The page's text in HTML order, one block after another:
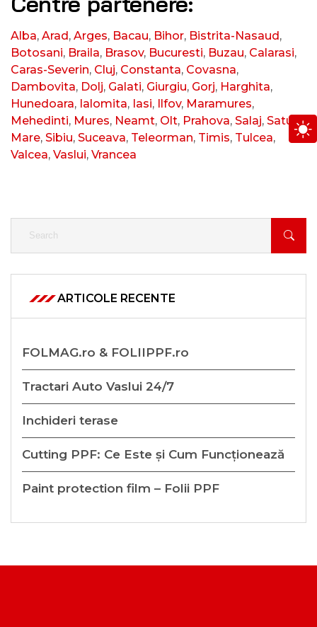
Alba, Arad, Arges, Bacau, Bihor, Bistrita-Nasaud,
Botosani, Braila, Brasov, Bucuresti, Buzau, Calarasi,
Caras-Severin, Cluj, Constanta, Covasna,
Dambovita, Dolj, Galati, Giurgiu, Gorj, Harghita,
Hunedoara, Ialomita, Iasi, Ilfov, Maramures,
Mehedinti, Mures, Neamt, Olt, Prahova, Salaj, Satu
Mare, Sibiu, Suceava, Teleorman, Timis, Tulcea,
Valcea, Vaslui, Vrancea
ARTICOLE RECENTE
FOLMAG.ro & FOLIIPPF.ro
Tractari Auto Vaslui 24/7
Inchideri terase
Cutting PPF: Ce Este și Cum Funcționează
Paint protection film – Folii PPF